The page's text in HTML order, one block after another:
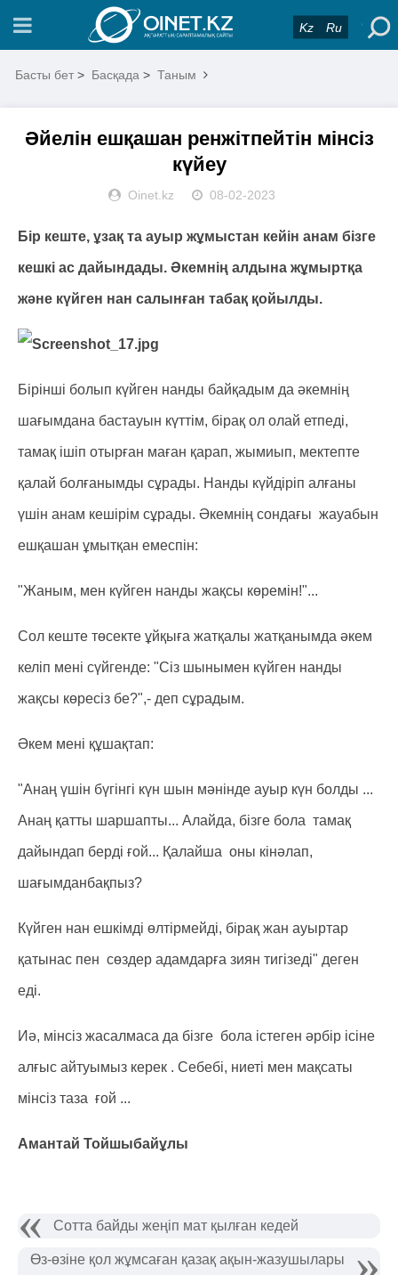
Kz Ru
Басты бет > Басқада > Таным
Әйелін ешқашан ренжітпейтін мінсіз
күйеу
Oinet.kz 08-02-2023
Бір кеште, ұзақ та ауыр жұмыстан кейін анам бізге
кешкі ас дайындады. Әкемнің алдына жұмыртқа
және күйген нан салынған табақ қойылды.
Бірінші болып күйген нанды байқадым да әкемнің
шағымдана бастауын күттім, бірақ ол олай етпеді,
тамақ ішіп отырған маған қарап, жымиып, мектепте
қалай болғанымды сұрады. Нанды күйдіріп алғаны
үшін анам кешірім сұрады. Әкемнің сондағы жауабын
ешқашан ұмытқан емеспін:
"Жаным, мен күйген нанды жақсы көремін!"...
Сол кеште төсекте ұйқыға жатқалы жатқанымда әкем
келіп мені сүйгенде: "Сіз шынымен күйген нанды
жақсы көресіз бе?",- деп сұрадым.
Әкем мені құшақтап:
"Анаң үшін бүгінгі күн шын мәнінде ауыр күн болды ...
Анаң қатты шаршапты... Алайда, бізге бола тамақ
дайындап берді ғой... Қалайша оны кінәлап,
шағымданбақпыз?
Күйген нан ешкімді өлтірмейді, бірақ жан ауыртар
қатынас пен сөздер адамдарға зиян тигізеді" деген
еді.
Иә, мінсіз жасалмаса да бізге бола істеген әрбір ісіне
алғыс айтуымыз керек . Себебі, ниеті мен мақсаты
мінсіз таза ғой ...
Амантай Тойшыбайұлы
Сотта байды жеңіп мат қылған кедей
Өз-өзіне қол жұмсаған қазақ ақын-жазушылары